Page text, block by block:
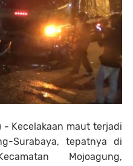
- Kecelakaan maut terjadi
Surabaya, tepatnya di
Mojoagung,